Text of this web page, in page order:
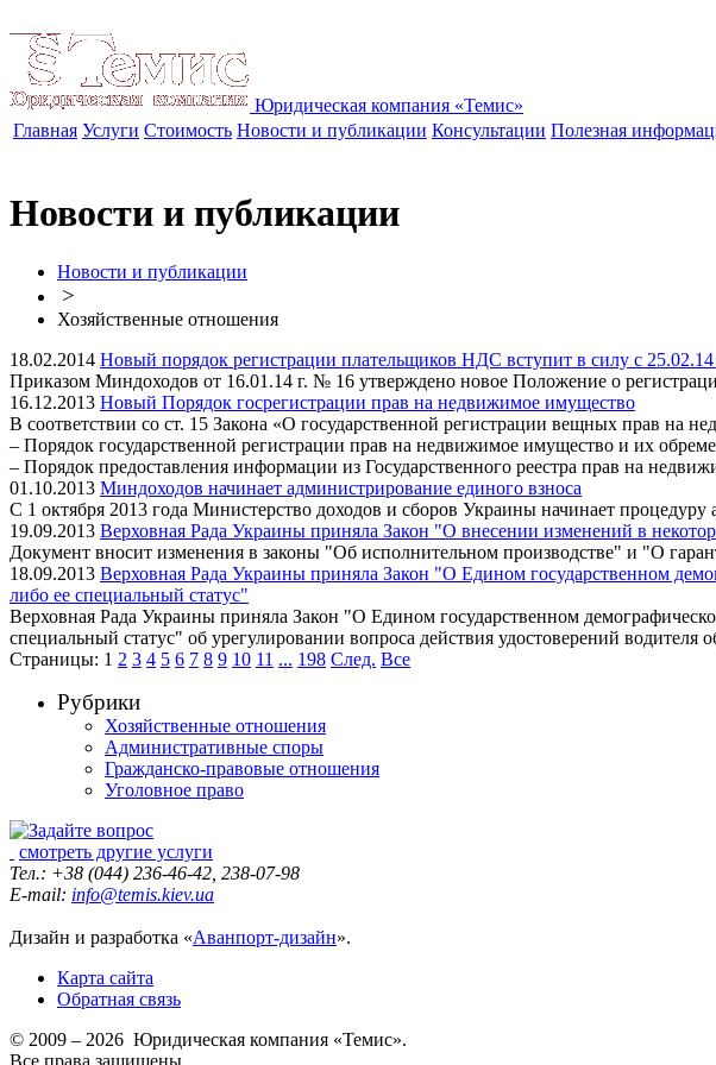
Юридическая компания «Темис»
Главная Услуги Стоимость Новости и публикации Консультации Полезная
Новости и публикации
Новости и публикации
>
Хозяйственные отношения
18.02.2014 Новый порядок регистрации плательщиков НДС вступит в силу с 25.02.14
Приказом Миндоходов от 16.01.14 г. № 16 утверждено новое Положение о
16.12.2013 Новый Порядок госрегистрации прав на недвижимое имущество
В соответствии со ст. 15 Закона «О государственной регистрации вещных прав на
– Порядок государственной регистрации прав на недвижимое имущество и их
– Порядок предоставления информации из Государственного реестра прав на
01.10.2013 Миндоходов начинает администрирование единого взноса
С 1 октября 2013 года Министерство доходов и сборов Украины начинает процедуру
19.09.2013 Верховная Рада Украины приняла Закон "О внесении изменений в
Документ вносит изменения в законы "Об исполнительном производстве" и "О
18.09.2013 Верховная Рада Украины приняла Закон "О Едином государственном
либо ее специальный статус"
Верховная Рада Украины приняла Закон "О Едином государственном
специальный статус" об урегулировании вопроса действия удостоверений
Страницы: 1 2 3 4 5 6 7 8 9 10 11 ... 198 След. Все
Рубрики
Хозяйственные отношения
Административные споры
Гражданско-правовые отношения
Уголовное право
смотреть другие услуги
Тел.: +38 (044) 236-46-42, 238-07-98
E-mail: info@temis.kiev.ua
Дизайн и разработка «Аванпорт-дизайн».
Карта сайта
Обратная связь
© 2009 – 2026 Юридическая компания «Темис».
Все права защищены.